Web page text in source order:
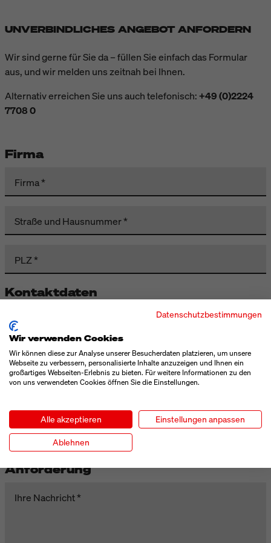
UNVERBINDLICHES ANGEBOT ANFORDERN
Wir sind gerne für Sie da – füllen Sie einfach das Formular
aus, und wir melden uns zeitnah bei Ihnen.
Alternativ erreichen Sie uns auch telefonisch:+49 (0)2224
7708 0
Firma
Firma
Straße und Hausnummer
PLZ
Kontaktdaten
Vorname
Nachname
E-Mail
Anforderung
Ihre Nachricht
Datenschutzbestimmungen
Wir verwenden Cookies
Wir können diese zur Analyse unserer Besucherdaten platzieren, um unsere
Webseite zu verbessern, personalisierte Inhalte anzuzeigen und Ihnen ein
großartiges Webseiten-Erlebnis zu bieten. Für weitere Informationen zu den
von uns verwendeten Cookies öffnen Sie die Einstellungen.
Alle akzeptieren Einstellungen anpassen
Ablehnen